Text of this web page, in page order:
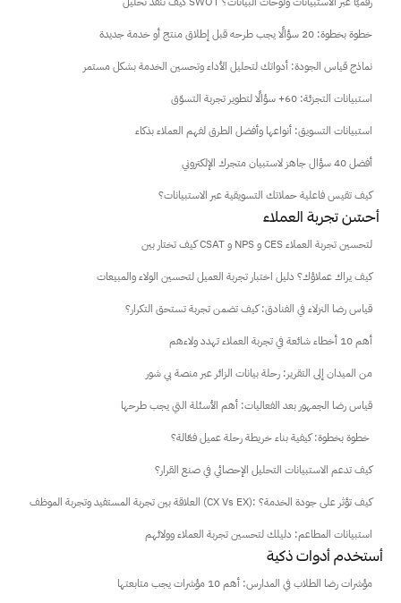
خطوة بخطوة: 20 سؤالًا يجب طرحه قبل إطلاق منتج أو خدمة جديدة
نماذج قياس الجودة: أدواتك لتحليل الأداء وتحسين الخدمة بشكل مستمر
استبيانات التجزئة: 60+ سؤالًا لتطوير تجربة التسوّق
استبيانات التسويق: أنواعها وأفضل الطرق لفهم العملاء بذكاء
أفضل 40 سؤال جاهز لاستبيان متجرك الإلكتروني
كيف تقيس فاعلية حملاتك التسويقية عبر الاستبيانات؟
كيف تختار بين CSAT و NPS و CES لتحسين تجربة العملاء
كيف يراك عملاؤك؟ دليل اختبار تجربة العميل لتحسين الولاء والمبيعات
قياس رضا النزلاء في الفنادق: كيف تضمن تجربة تستحق التكرار؟
أهم 10 أخطاء شائعة في تجربة العملاء تهدد ولاءهم
من الميدان إلى التقرير: رحلة بيانات الزائر عبر منصة بي شور
قياس رضا الجمهور بعد الفعاليات: أهم الأسئلة التي يجب طرحها
كيف تدعم الاستبيانات التحليل الإحصائي في صنع القرار؟
العلاقة بين تجربة المستفيد وتجربة الموظف (CX Vs EX): كيف تؤثر على جودة الخدمة؟
استبيانات المطاعم: دليلك لتحسين تجربة العملاء وولائهم
أستخدم أدوات ذكية
مؤشرات رضا الطلاب في المدارس: أهم 10 مؤشرات يجب متابعتها